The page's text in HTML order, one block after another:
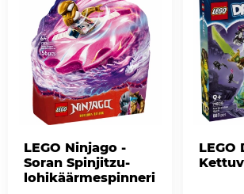
LEGO Ninjago -
Soran Spinjitzu-
lohikäärmespinneri
LEGO